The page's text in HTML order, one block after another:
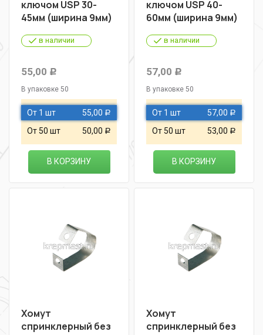
ключом USP 30-
45мм (ширина 9мм)
в наличии
55,00 Р
В упаковке 50
От 1 шт 55,00 Р
От 50 шт 50,00 Р
В КОРЗИНУ
ключом USP 40-
60мм (ширина 9мм)
в наличии
57,00 Р
В упаковке 50
От 1 шт 57,00 Р
От 50 шт 53,00 Р
В КОРЗИНУ
Хомут
спринклерный без
Хомут
спринклерный без